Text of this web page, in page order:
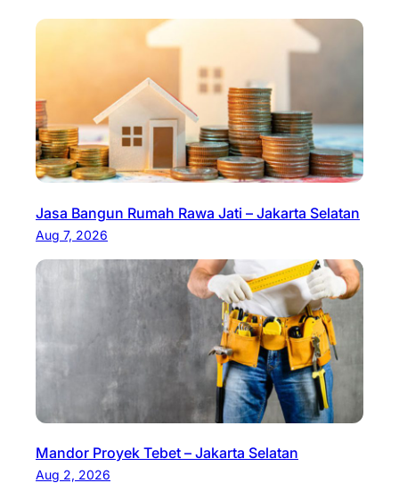
Jasa Bangun Rumah Rawa Jati – Jakarta Selatan
Aug 7, 2026
Mandor Proyek Tebet – Jakarta Selatan
Aug 2, 2026